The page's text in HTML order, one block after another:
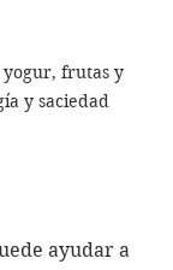
yogur, frutas y
y saciedad
ayudar a